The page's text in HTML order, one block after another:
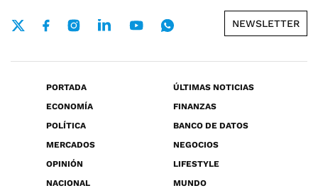
NEWSLETTER
PORTADA
ÚLTIMAS NOTICIAS
ECONOMÍA
FINANZAS
POLÍTICA
BANCO DE DATOS
MERCADOS
NEGOCIOS
OPINIÓN
LIFESTYLE
NACIONAL
MUNDO